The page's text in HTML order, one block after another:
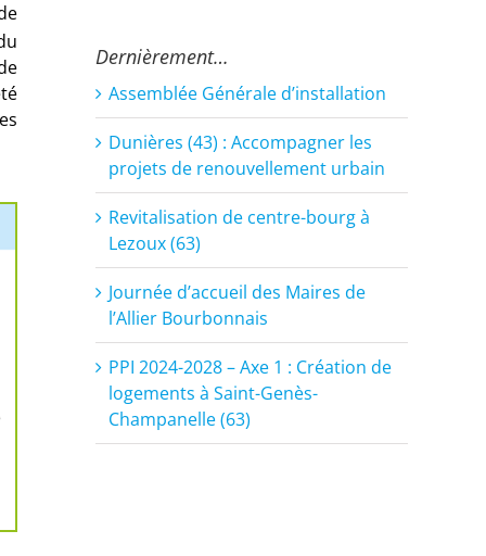
Dernièrement…
Assemblée Générale d’installation
Dunières (43) : Accompagner les
projets de renouvellement urbain
Revitalisation de centre-bourg à
Lezoux (63)
Journée d’accueil des Maires de
l’Allier Bourbonnais
PPI 2024-2028 – Axe 1 : Création de
logements à Saint-Genès-
Champanelle (63)